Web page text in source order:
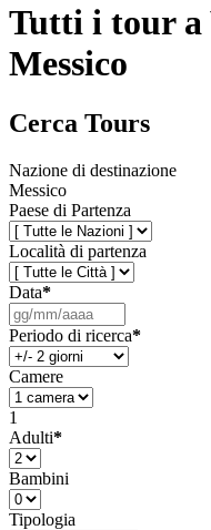
Tutti i tour a
Messico
Cerca Tours
Nazione di destinazione
Messico
Paese di Partenza
Località di partenza
Data*
Periodo di ricerca*
Camere
1
Adulti*
Bambini
Tipologia